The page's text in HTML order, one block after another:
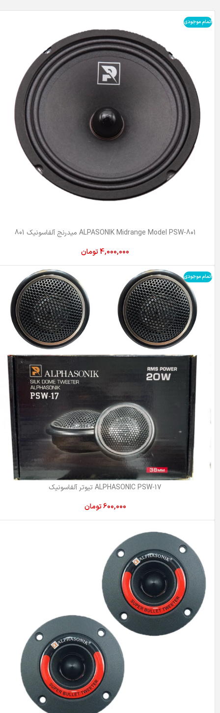
اتمام موجودی
ALPASONIK Midrange Model PSW-801 میدرنج آلفاسونیک 801
4,000,000تومان
اتمام موجودی
ALPHASONIC PSW-17 تیوتر آلفاسونیک
600,000تومان